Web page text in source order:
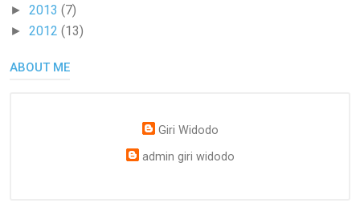
► 2013 (7)
► 2012 (13)
ABOUT ME
Giri Widodo
admin giri widodo